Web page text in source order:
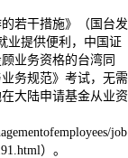
若干措施》（国台发
业提供便利，中国证
业务资格的台湾同
务规范》考试，无需
大陆申请基金从业资
job
）。